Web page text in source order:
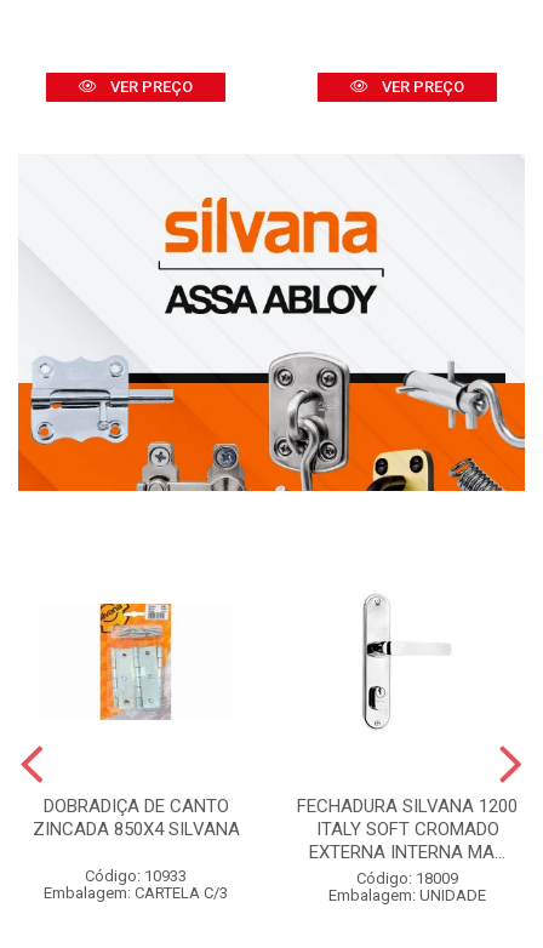
VER PREÇO VER PREÇO
DOBRADIÇA DE CANTO
ZINCADA 850X4 SILVANA
Código: 10933
Embalagem: CARTELA C/3
FECHADURA SILVANA 1200
ITALY SOFT CROMADO
EXTERNA INTERNA MA...
Código: 18009
Embalagem: UNIDADE